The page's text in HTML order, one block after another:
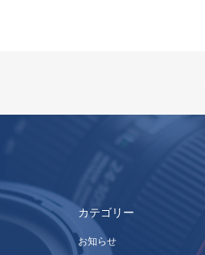
カテゴリー
お知らせ